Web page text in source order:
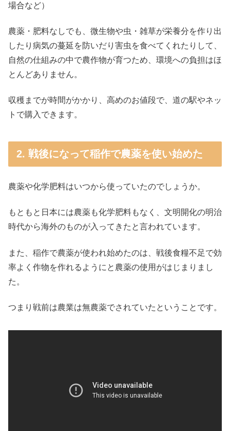
場合など）
農薬・肥料なしでも、微生物や虫・雑草が栄養分を作り出
したり病気の蔓延を防いだり害虫を食べてくれたりして、
自然の仕組みの中で農作物が育つため、環境への負担はほ
とんどありません。
収穫までが時間がかかり、高めのお値段で、道の駅やネッ
トで購入できます。
2. 戦後になって稲作で農薬を使い始めた
農薬や化学肥料はいつから使っていたのでしょうか。
もともと日本には農薬も化学肥料もなく、文明開化の明治
時代から海外のものが入ってきたと言われています。
また、稲作で農薬が使われ始めたのは、戦後食糧不足で効
率よく作物を作れるようにと農薬の使用がはじまりまし
た。
つまり戦前は農業は無農薬でされていたということです。